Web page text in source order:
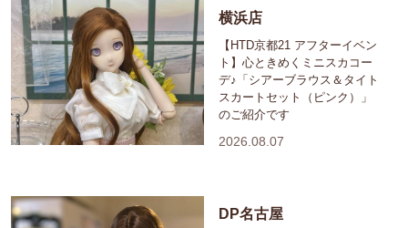
横浜店
【HTD京都21 アフターイベン
ト】心ときめくミニスカコー
デ♪「シアーブラウス＆タイト
スカートセット（ピンク）」
のご紹介です
2026.08.07
DP名古屋